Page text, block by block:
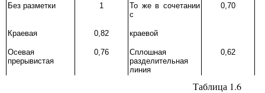
Без разметки 1
То же в сочетании
с
0,70
Краевая 0,82 краевой
Осевая
прерывистая
0,76
Сплошная
разделительная
линия
0,62
Таблица 1.6